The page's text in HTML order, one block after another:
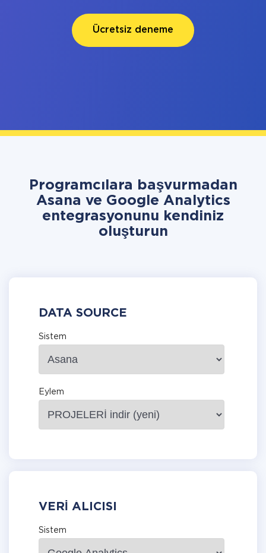
Ücretsiz deneme
Programcılara başvurmadan
Asana ve Google Analytics
entegrasyonunu kendiniz
oluşturun
DATA SOURCE
Sistem
Eylem
VERI ALICISI
Sistem